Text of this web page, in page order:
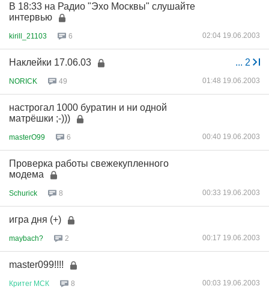
В 18:33 на Радио "Эхо Москвы" слушайте
интервью
kirill_21103 6 02:04 19.06.2003
... 2
Наклейки 17.06.03
NORICK 49 01:48 19.06.2003
настрогал 1000 буратин и ни одной
матрёшки ;-)))
masterO99 6 00:40 19.06.2003
Проверка работы свежекупленного
модема
Schurick 8 00:33 19.06.2003
игра дня (+)
maybach? 2 00:17 19.06.2003
master099!!!!
Критег МСК 8 00:03 19.06.2003